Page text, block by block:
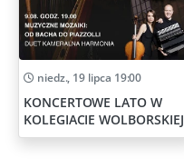
niedz., 19 lipca 19:00
KONCERTOWE LATO W
KOLEGIACIE WOLBORSKIEJ